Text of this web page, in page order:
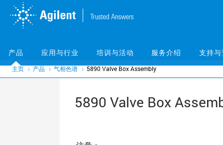
产品 应用与行业 培训与活动 服务介绍 支持
主页 产品 气相色谱 5890 Valve Box Assembly
5890 Valve Box